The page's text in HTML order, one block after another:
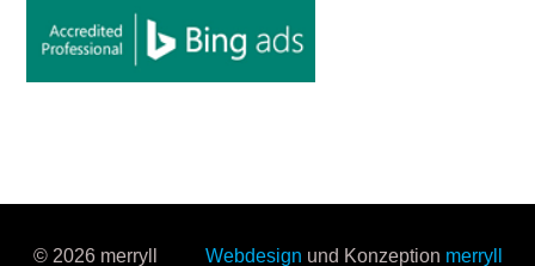
© 2026 merryll Webdesign und Konzeption merryll